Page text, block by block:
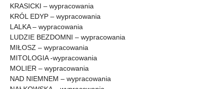
KRASICKI – wypracowania
KRÓL EDYP – wypracowania
LALKA – wypracowania
LUDZIE BEZDOMNI – wypracowania
MIŁOSZ – wypracowania
MITOLOGIA -wypracowania
MOLIER – wypracowania
NAD NIEMNEM – wypracowania